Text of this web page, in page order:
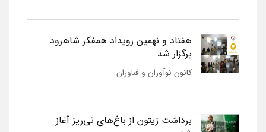
هفتاد و نهمین رویداد همفکر شاهرود
برگزار شد
کانون نوآوران و فناوران
برداشت زیتون از باغ‌های نی‌ریز آغاز